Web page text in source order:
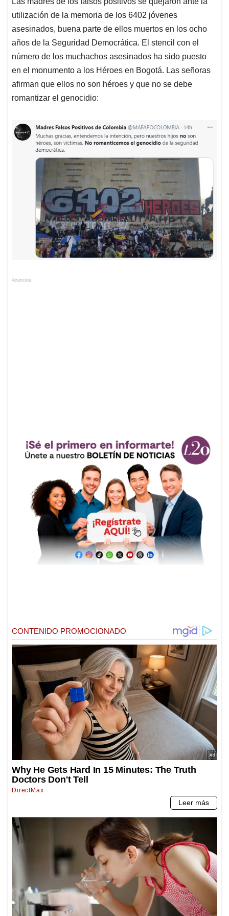
s
A
p
p
b
o
o
k
e
d
I
n
l
a
d
s
utilización de la memoria de los 6402 jóvenes
asesinados, buena parte de ellos muertos en los ocho
años de la Seguridad Democrática. El stencil con el
número de los muchachos asesinados ha sido puesto
en el monumento a los Héroes en Bogotá. Las señoras
afirman que ellos no son héroes y que no se debe
romantizar el genocidio:
Anuncios.